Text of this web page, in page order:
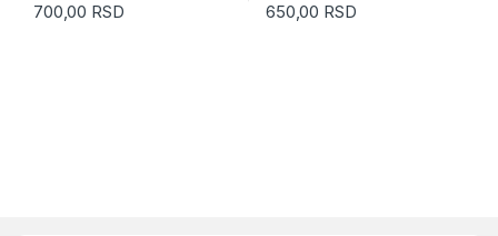
700,00 RSD 650,00 RSD